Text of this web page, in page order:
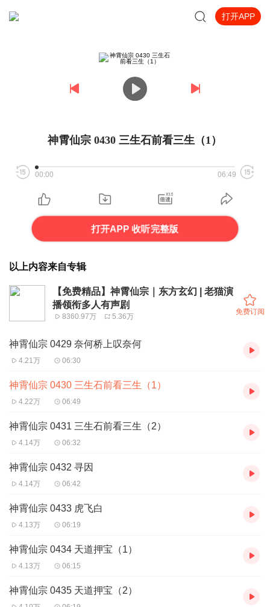
打开APP
神霄仙宗 0430 三生石前看三生（1）
00:00 06:49
打开APP 收听完整版
以上内容来自专辑
【免费精品】神霄仙宗｜东方玄幻 | 老猫演
播领衔多人有声剧
8360.97万 5.36万
免费订阅
神霄仙宗 0429 奈何桥上叹奈何
4.21万 06:30
神霄仙宗 0430 三生石前看三生（1）
4.22万 06:49
神霄仙宗 0431 三生石前看三生（2）
4.14万 06:32
神霄仙宗 0432 寻因
4.14万 06:42
神霄仙宗 0433 虎飞白
4.13万 06:19
神霄仙宗 0434 天道押宝（1）
4.13万 06:15
神霄仙宗 0435 天道押宝（2）